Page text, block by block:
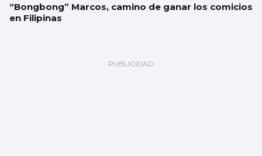
“Bongbong” Marcos, camino de ganar los comicios
en Filipinas